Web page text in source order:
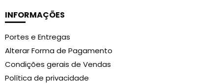
INFORMAÇÕES
Portes e Entregas
Alterar Forma de Pagamento
Condições gerais de Vendas
Política de privacidade